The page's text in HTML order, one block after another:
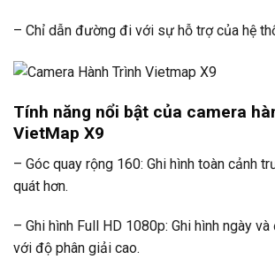
– Chỉ dẫn đường đi với sự hỗ trợ của hệ
Tính năng nổi bật của camera
VietMap X9
– Góc quay rộng 160: Ghi hình toàn cảnh
quát hơn.
– Ghi hình Full HD 1080p: Ghi hình ngày
với độ phân giải cao.